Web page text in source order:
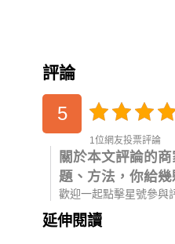
評論
5
1位網友投票評論
關於本文評論的
題、方法，你給幾
歡迎一起點擊星號參與
延伸閱讀